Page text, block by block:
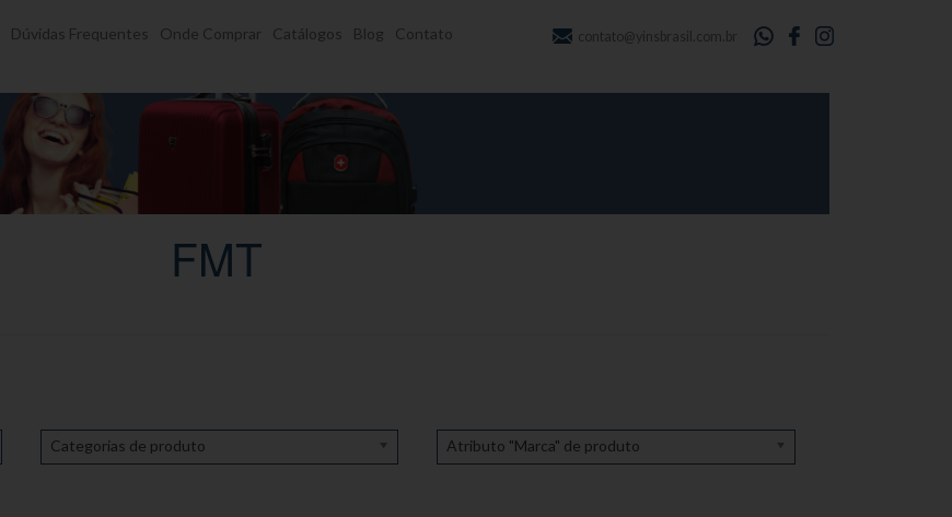
Dúvidas Frequentes Onde Comprar Catálogos Blog Contato contato@yinsbrasil.com.br
FMT
Categorias de produto Atributo "Marca" de produto